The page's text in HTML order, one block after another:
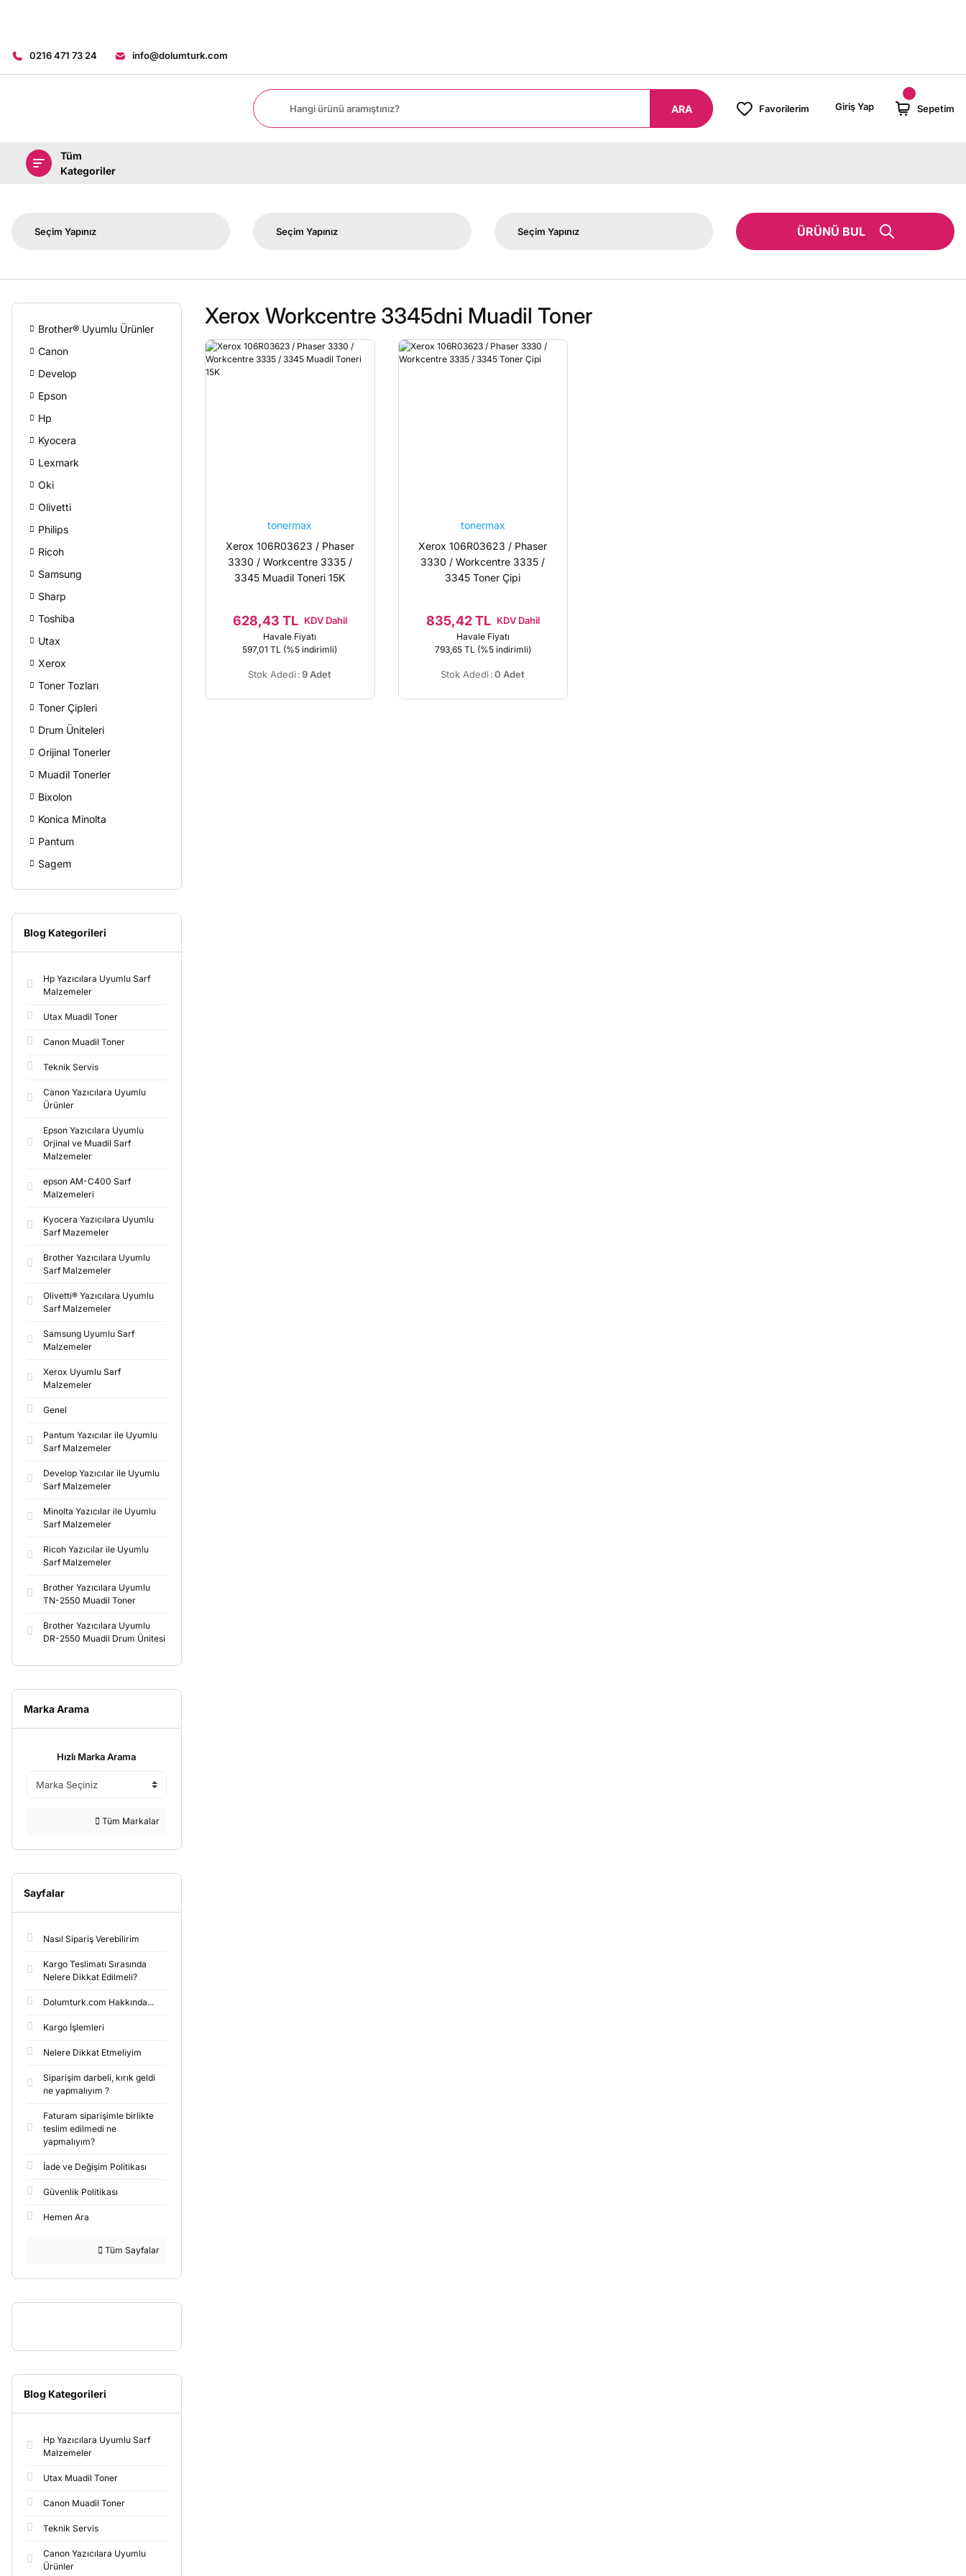
0216 471 73 24 info@dolumturk.com
ARA Favorilerim Giriş Yap Sepetim
Tüm
Kategoriler
ÜRÜNÜ BUL
Brother® Uyumlu Ürünler
Canon
Develop
Epson
Hp
Kyocera
Lexmark
Oki
Olivetti
Philips
Ricoh
Samsung
Sharp
Toshiba
Utax
Xerox
Toner Tozları
Toner Çipleri
Drum Üniteleri
Orijinal Tonerler
Muadil Tonerler
Bixolon
Konica Minolta
Pantum
Sagem
Blog Kategorileri
Hp Yazıcılara Uyumlu Sarf
Malzemeler
Utax Muadil Toner
Canon Muadil Toner
Teknik Servis
Canon Yazıcılara Uyumlu
Ürünler
Epson Yazıcılara Uyumlu
Orjinal ve Muadil Sarf
Malzemeler
epson AM-C400 Sarf
Malzemeleri
Kyocera Yazıcılara Uyumlu
Sarf Mazemeler
Brother Yazıcılara Uyumlu
Sarf Malzemeler
Olivetti® Yazıcılara Uyumlu
Sarf Malzemeler
Samsung Uyumlu Sarf
Malzemeler
Xerox Uyumlu Sarf
Malzemeler
Genel
Pantum Yazıcılar ile Uyumlu
Sarf Malzemeler
Develop Yazıcılar ile Uyumlu
Sarf Malzemeler
Minolta Yazıcılar ile Uyumlu
Sarf Malzemeler
Ricoh Yazıcılar ile Uyumlu
Sarf Malzemeler
Brother Yazıcılara Uyumlu
TN-2550 Muadil Toner
Brother Yazıcılara Uyumlu
DR-2550 Muadil Drum Ünitesi
Marka Arama
Hızlı Marka Arama
Tüm Markalar
Sayfalar
Nasıl Sipariş Verebilirim
Kargo Teslimatı Sırasında
Nelere Dikkat Edilmeli?
Dolumturk.com Hakkında...
Kargo İşlemleri
Nelere Dikkat Etmeliyim
Siparişim darbeli, kırık geldi
ne yapmalıyım ?
Faturam siparişimle birlikte
teslim edilmedi ne
yapmalıyım?
İade ve Değişim Politikası
Güvenlik Politikası
Hemen Ara
Tüm Sayfalar
Blog Kategorileri
Hp Yazıcılara Uyumlu Sarf
Malzemeler
Utax Muadil Toner
Canon Muadil Toner
Teknik Servis
Canon Yazıcılara Uyumlu
Ürünler
Xerox Workcentre 3345dni Muadil Toner
tonermax
Xerox 106R03623 / Phaser
3330 / Workcentre 3335 /
3345 Muadil Toneri 15K
628,43 TL KDV Dahil
Havale Fiyatı
597,01 TL (%5 indirimli)
Stok Adedi :9 Adet
tonermax
Xerox 106R03623 / Phaser
3330 / Workcentre 3335 /
3345 Toner Çipi
835,42 TL KDV Dahil
Havale Fiyatı
793,65 TL (%5 indirimli)
Stok Adedi : 0 Adet